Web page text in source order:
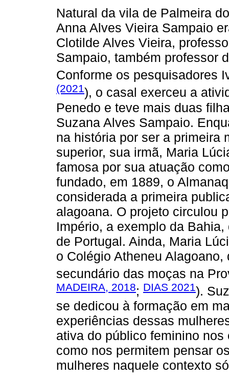
Natural da vila de Palmeira
Anna Alves Vieira Sampaio
Clotilde Alves Vieira,
Sampaio, também professor
Conforme os pesquisadores
(2021), o casal exerceu a
Penedo e teve mais duas
Suzana Alves Sampaio.
na história por ser a primeira
superior, sua irmã, Maria
famosa por sua atuação
fundado, em 1889, o
considerada a primeira
alagoana. O projeto circulou
Império, a exemplo da
de Portugal. Ainda, Maria
o Colégio Atheneu
secundário das moças na
MADEIRA, 2018; DIAS 2021).
se dedicou à formação em
experiências dessas
ativa do público feminino
como nos permitem pensar
mulheres naquele contexto